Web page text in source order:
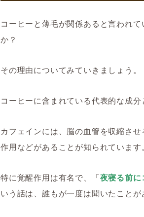
コーヒーと薄毛が関係あると言われ
か？
その理由についてみていきましょう。
コーヒーに含まれている代表的な成分
カフェインには、脳の血管を収縮さ
作用などがあることが知られています。
特に覚醒作用は有名で、「夜寝る前
いう話は、誰もが一度は聞いたことが